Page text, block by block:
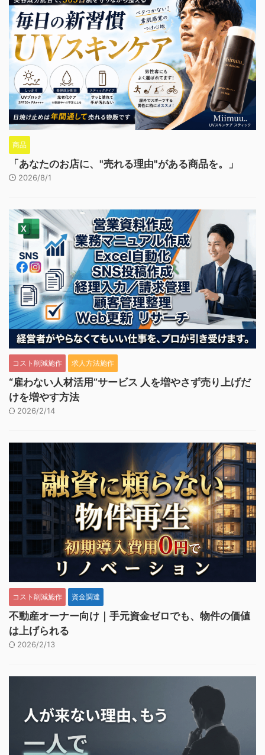
商品
「あなたのお店に、"売れる理由"がある商品を。」
2026/8/1
コスト削減施作 求人方法施作
“雇わない人材活用”サービス 人を増やさず売り上げだ
けを増やす方法
2026/2/14
コスト削減施作 資金調達
不動産オーナー向け｜手元資金ゼロでも、物件の価値
は上げられる
2026/2/13